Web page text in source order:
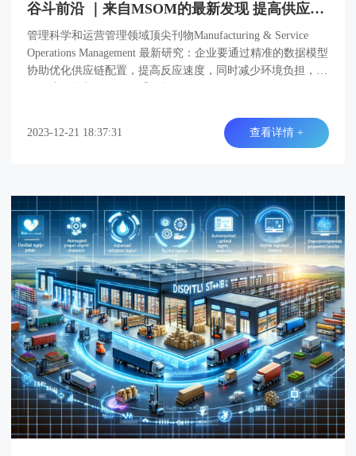
谷斗前沿 ｜来自MSOM的最新发现 提高供应链响应能力以促进企业的可持续增长
管理科学和运营管理领域顶尖刊物Manufacturing & Service
Operations Management 最新研究：企业要通过精准的数据模型
协助优化供应链配置，提高反应速度，同时减少环境负担，实
2023-12-21 18:37:31 查看详情 +